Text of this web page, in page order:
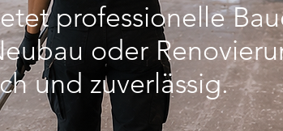
professionelle
oder
und zuverlässig.